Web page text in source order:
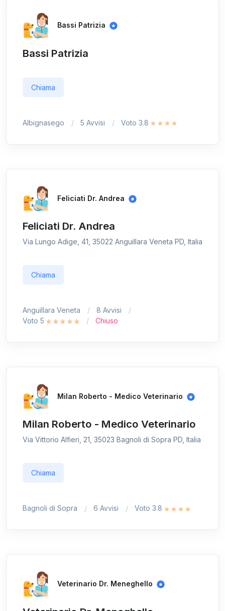
Bassi Patrizia
Bassi Patrizia
Chiama
Albignasego 5 Avvisi Voto 3.8
Feliciati Dr. Andrea
Feliciati Dr. Andrea
Via Lungo Adige, 41, 35022 Anguillara Veneta PD, Italia
Chiama
Anguillara Veneta
8 Avvisi
Voto 5
Chiuso
Milan Roberto - Medico Veterinario
Milan Roberto - Medico Veterinario
Via Vittorio Alfieri, 21, 35023 Bagnoli di Sopra PD, Italia
Chiama
Bagnoli di Sopra 6 Avvisi Voto 3.8
Veterinario Dr. Meneghello